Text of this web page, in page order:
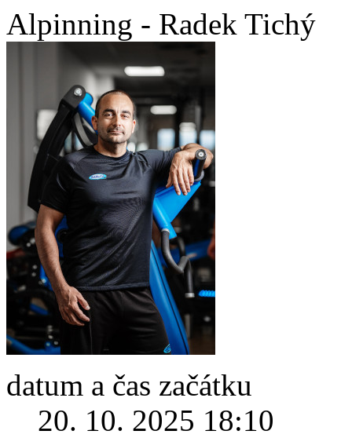
Alpinning - Radek Tichý
datum a čas začátku
20. 10. 2025 18:10